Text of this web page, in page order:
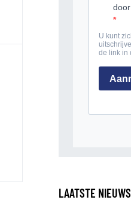
LAATSTE NIEUWS